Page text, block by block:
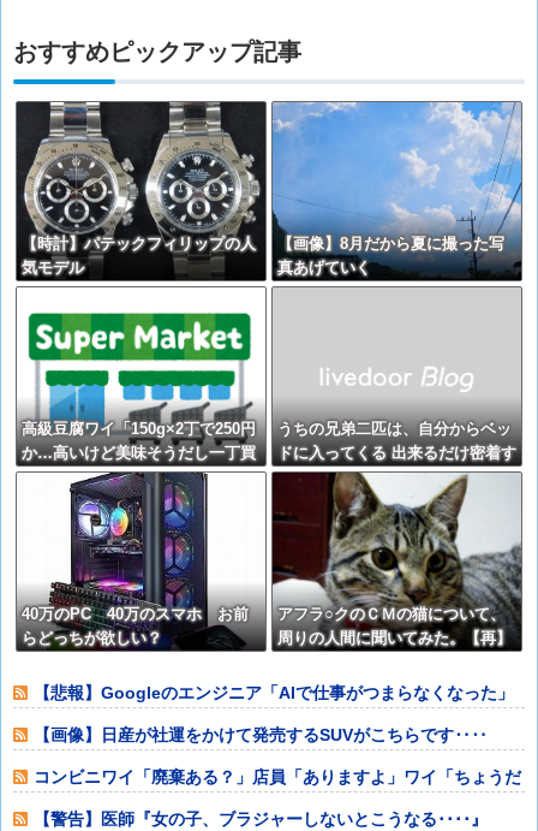
おすすめピックアップ記事
【時計】パテックフィリップの人
気モデル
【画像】8月だから夏に撮った写
真あげていく
高級豆腐ワイ「150g×2丁で250円
か…高いけど美味そうだし一丁買
ってみるか！」
うちの兄弟二匹は、自分からベッ
ドに入ってくる 出来るだけ密着す
る面積を大きくしようとしてるよ
うでぴったりくっついてくる
【再】
40万のPC 40万のスマホ お前
らどっちが欲しい？
アフラ○クのＣＭの猫について、
周りの人間に聞いてみた。【再】
【悲報】Googleのエンジニア「AIで仕事がつまらなくなった」
【画像】日産が社運をかけて発売するSUVがこちらです‥‥
コンビニワイ「廃棄ある？」店員「ありますよ」ワイ「ちょうだ
い」 ←最悪の
【警告】医師『女の子、ブラジャーしないとこうなる････』